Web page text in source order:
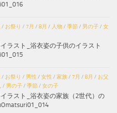
/ お祭り / 7月 / 8月 / 人物/ 季節/ 男の子/ 女
ラスト_浴衣姿の子供のイラスト
/ お祭り / 男性 / 女性 / 家族/ 7月 / 8月 / お父
/ 男の子/ 季節/ 女の子
ラスト_浴衣姿の家族（2世代）の